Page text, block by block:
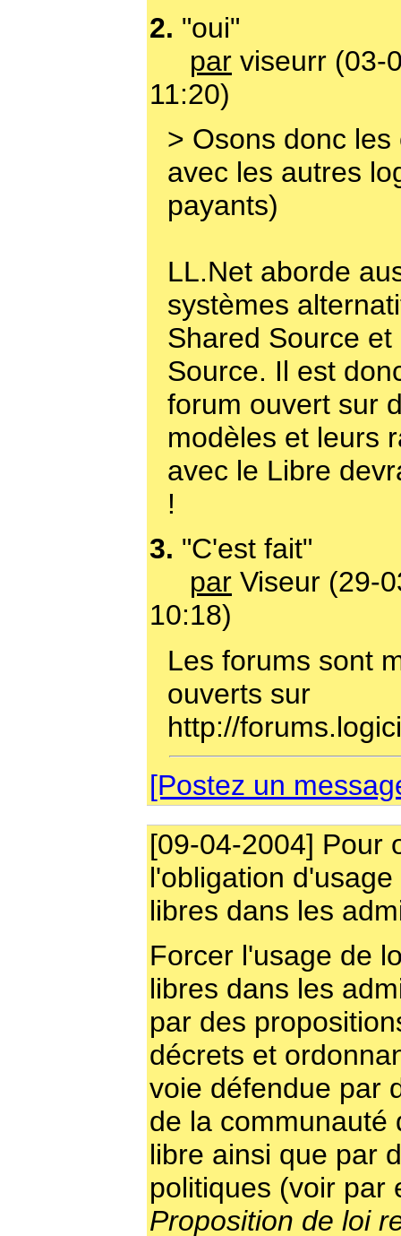
2. "oui"
par viseurr (03-
11:20)
> Osons donc
avec les autres
payants)
LL.Net aborde
systèmes
Shared Source
Source. Il est
forum ouvert sur
modèles et leurs
avec le Libre
!
3. "C'est fait"
par Viseur (29-
10:18)
Les forums sont
ouverts sur
http://
[Postez un
[09-04-2004] Pour
l'obligation
libres dans les
Forcer l'usage de
libres dans les
par des
décrets et
voie défendue par
de la communauté
libre ainsi que par
politiques (voir par
Proposition de loi